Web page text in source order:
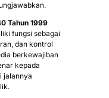
Tahun 1999
fungsi sebagai
dan kontrol
berkewajiban
kepada
jalannya